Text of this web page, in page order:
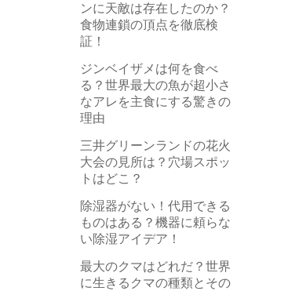
ンに天敵は存在したのか？
食物連鎖の頂点を徹底検
証！
ジンベイザメは何を食べ
る？世界最大の魚が超小さ
なアレを主食にする驚きの
理由
三井グリーンランドの花火
大会の見所は？穴場スポッ
トはどこ？
除湿器がない！代用できる
ものはある？機器に頼らな
い除湿アイデア！
最大のクマはどれだ？世界
に生きるクマの種類とその